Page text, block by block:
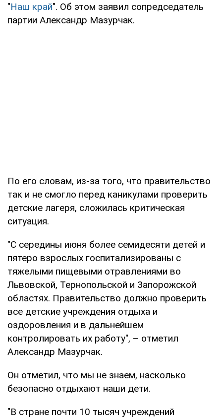
"Наш край". Об этом заявил сопредседатель
партии Александр Мазурчак.
По его словам, из-за того, что правительство
так и не смогло перед каникулами проверить
детские лагеря, сложилась критическая
ситуация.
"С середины июня более семидесяти детей и
пятеро взрослых госпитализированы с
тяжелыми пищевыми отравлениями во
Львовской, Тернопольской и Запорожской
областях. Правительство должно проверить
все детские учреждения отдыха и
оздоровления и в дальнейшем
контролировать их работу", – отметил
Александр Мазурчак.
Он отметил, что мы не знаем, насколько
безопасно отдыхают наши дети.
"В стране почти 10 тысяч учреждений